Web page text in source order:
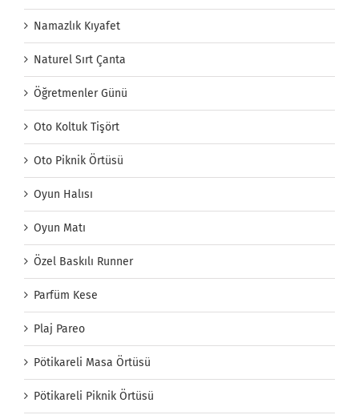
Namazlık Kıyafet
Naturel Sırt Çanta
Öğretmenler Günü
Oto Koltuk Tişört
Oto Piknik Örtüsü
Oyun Halısı
Oyun Matı
Özel Baskılı Runner
Parfüm Kese
Plaj Pareo
Pötikareli Masa Örtüsü
Pötikareli Piknik Örtüsü